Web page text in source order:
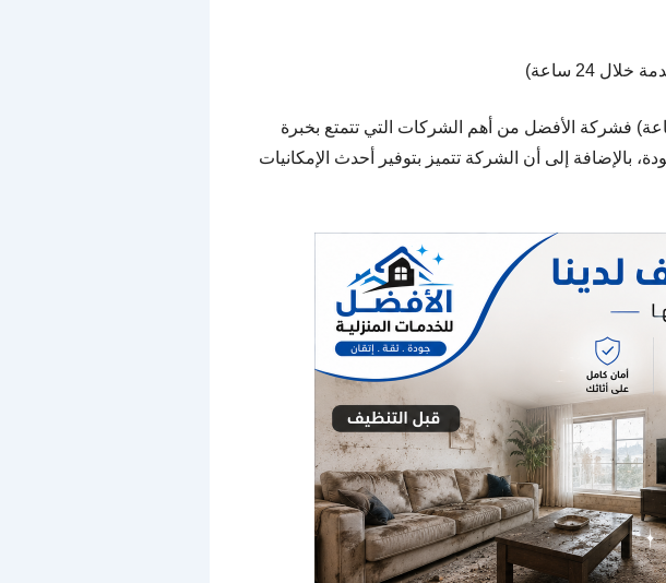
24 ساعة)
خلال 24 ساعة) فشركة الأفضل من أهم الشركات التي تتمتع بخبرة
إلى أن الشركة تتميز بتوفير أحدث الإمكانيات